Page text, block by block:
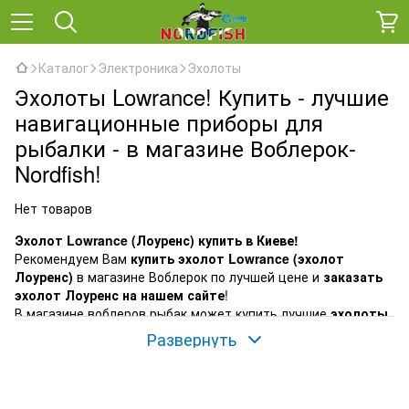
Каталог Электроника Эхолоты
Эхолоты Lowrance! Купить - лучшие
навигационные приборы для
рыбалки - в магазине Воблерок-
Nordfish!
Нет товаров
Эхолот Lowrance (Лоуренс) купить в Киеве!
Рекомендуем Вам купить эхолот Lowrance (эхолот
Лоуренс) в магазине Воблерок по лучшей цене и заказать
эхолот Лоуренс на нашем сайте!
В магазине воблеров рыбак может купить лучшиеэхолоты
Lowrance, по лучшей цене в Украине!
Развернуть